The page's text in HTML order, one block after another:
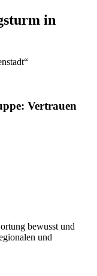
in
Vertrauen
bewusst und
und